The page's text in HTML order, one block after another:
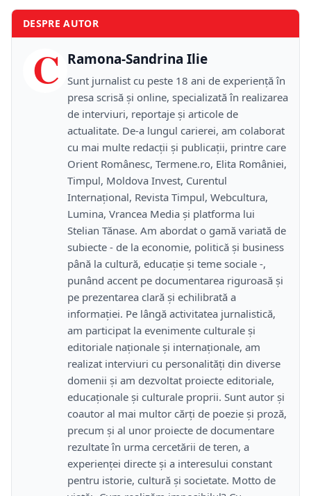
DESPRE AUTOR
C Ramona-Sandrina Ilie
Sunt jurnalist cu peste 18 ani de experiență în
presa scrisă și online, specializată în realizarea
de interviuri, reportaje și articole de
actualitate. De-a lungul carierei, am colaborat
cu mai multe redacții și publicații, printre care
Orient Românesc, Termene.ro, Elita României,
Timpul, Moldova Invest, Curentul
Internațional, Revista Timpul, Webcultura,
Lumina, Vrancea Media și platforma lui
Stelian Tănase. Am abordat o gamă variată de
subiecte - de la economie, politică și business
până la cultură, educație și teme sociale -,
punând accent pe documentarea riguroasă și
pe prezentarea clară și echilibrată a
informației. Pe lângă activitatea jurnalistică,
am participat la evenimente culturale și
editoriale naționale și internaționale, am
realizat interviuri cu personalități din diverse
domenii și am dezvoltat proiecte editoriale,
educaționale și culturale proprii. Sunt autor și
coautor al mai multor cărți de poezie și proză,
precum și al unor proiecte de documentare
rezultate în urma cercetării de teren, a
experienței directe și a interesului constant
pentru istorie, cultură și societate. Motto de